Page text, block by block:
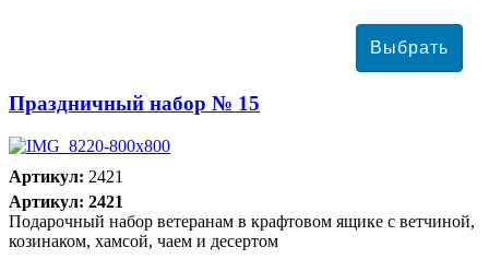
Праздничный набор № 15
Артикул: 2421
Артикул: 2421
Подарочный набор ветеранам в крафтовом ящике с ветчиной,
козинаком, хамсой, чаем и десертом